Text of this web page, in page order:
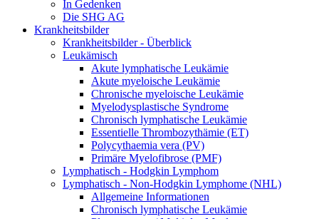
In Gedenken
Die SHG AG
Krankheitsbilder
Krankheitsbilder - Überblick
Leukämisch
Akute lymphatische Leukämie
Akute myeloische Leukämie
Chronische myeloische Leukämie
Myelodysplastische Syndrome
Chronisch lymphatische Leukämie
Essentielle Thrombozythämie (ET)
Polycythaemia vera (PV)
Primäre Myelofibrose (PMF)
Lymphatisch - Hodgkin Lymphom
Lymphatisch - Non-Hodgkin Lymphome (NHL)
Allgemeine Informationen
Chronisch lymphatische Leukämie